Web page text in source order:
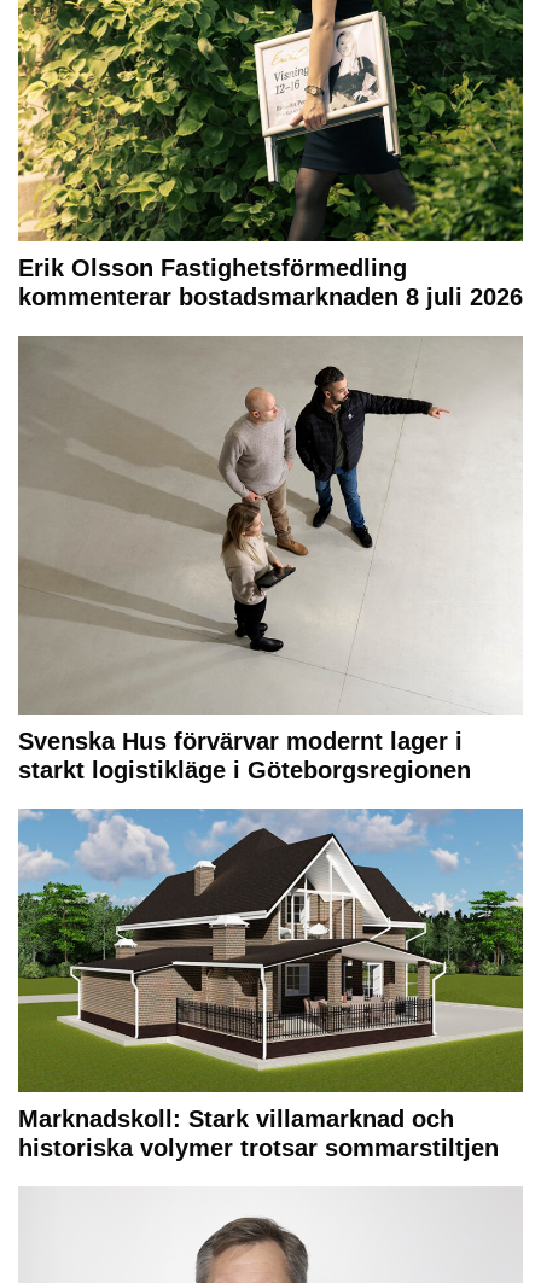
Erik Olsson Fastighetsförmedling
kommenterar bostadsmarknaden 8 juli 2026
Svenska Hus förvärvar modernt lager i
starkt logistikläge i Göteborgsregionen
Marknadskoll: Stark villamarknad och
historiska volymer trotsar sommarstiltjen